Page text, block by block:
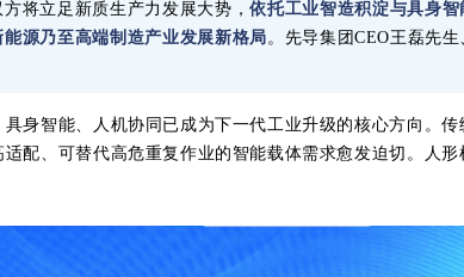
将立足新质生产力发展大势，依托工业智造积淀与具身
源乃至高端制造产业发展新格局。先导集团CEO王磊先
身智能、人机协同已成为下一代工业升级的核心方向。
配、可替代高危重复作业的智能载体需求愈发迫切。人